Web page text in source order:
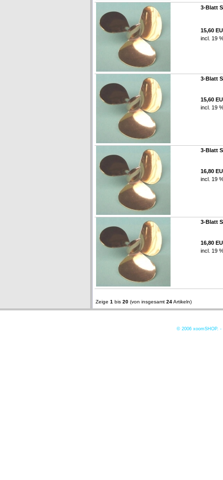
3-Blatt
15,60
incl. 19
3-Blatt
15,60
incl. 19
3-Blatt
16,80
incl. 19
3-Blatt
16,80
incl. 19
Zeige 1 bis 20 (von insgesamt 24Artikeln)
© 2006 xoomSHOP. -